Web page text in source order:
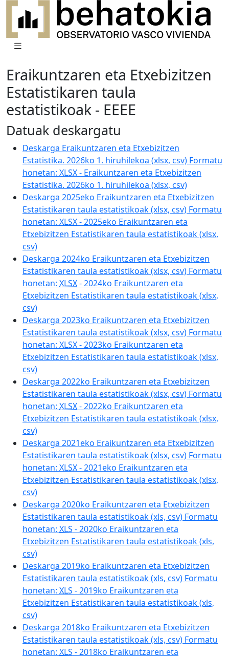
Eraikuntzaren eta Etxebizitzen
Estatistikaren taula
estatistikoak - EEEE
Datuak deskargatu
Deskarga Eraikuntzaren eta Etxebizitzen
Estatistika. 2026ko 1. hiruhilekoa (xlsx, csv) Formatu
honetan: XLSX- Eraikuntzaren eta Etxebizitzen
Estatistika. 2026ko 1. hiruhilekoa (xlsx, csv)
Deskarga 2025eko Eraikuntzaren eta Etxebizitzen
Estatistikaren taula estatistikoak (xlsx, csv) Formatu
honetan: XLSX- 2025eko Eraikuntzaren eta
Etxebizitzen Estatistikaren taula estatistikoak (xlsx,
csv)
Deskarga 2024ko Eraikuntzaren eta Etxebizitzen
Estatistikaren taula estatistikoak (xlsx, csv) Formatu
honetan: XLSX- 2024ko Eraikuntzaren eta
Etxebizitzen Estatistikaren taula estatistikoak (xlsx,
csv)
Deskarga 2023ko Eraikuntzaren eta Etxebizitzen
Estatistikaren taula estatistikoak (xlsx, csv) Formatu
honetan: XLSX- 2023ko Eraikuntzaren eta
Etxebizitzen Estatistikaren taula estatistikoak (xlsx,
csv)
Deskarga 2022ko Eraikuntzaren eta Etxebizitzen
Estatistikaren taula estatistikoak (xlsx, csv) Formatu
honetan: XLSX- 2022ko Eraikuntzaren eta
Etxebizitzen Estatistikaren taula estatistikoak (xlsx,
csv)
Deskarga 2021eko Eraikuntzaren eta Etxebizitzen
Estatistikaren taula estatistikoak (xlsx, csv) Formatu
honetan: XLSX- 2021eko Eraikuntzaren eta
Etxebizitzen Estatistikaren taula estatistikoak (xlsx,
csv)
Deskarga 2020ko Eraikuntzaren eta Etxebizitzen
Estatistikaren taula estatistikoak (xls, csv) Formatu
honetan: XLS - 2020ko Eraikuntzaren eta
Etxebizitzen Estatistikaren taula estatistikoak (xls,
csv)
Deskarga 2019ko Eraikuntzaren eta Etxebizitzen
Estatistikaren taula estatistikoak (xls, csv) Formatu
honetan: XLS - 2019ko Eraikuntzaren eta
Etxebizitzen Estatistikaren taula estatistikoak (xls,
csv)
Deskarga 2018ko Eraikuntzaren eta Etxebizitzen
Estatistikaren taula estatistikoak (xls, csv) Formatu
honetan: XLS - 2018ko Eraikuntzaren eta